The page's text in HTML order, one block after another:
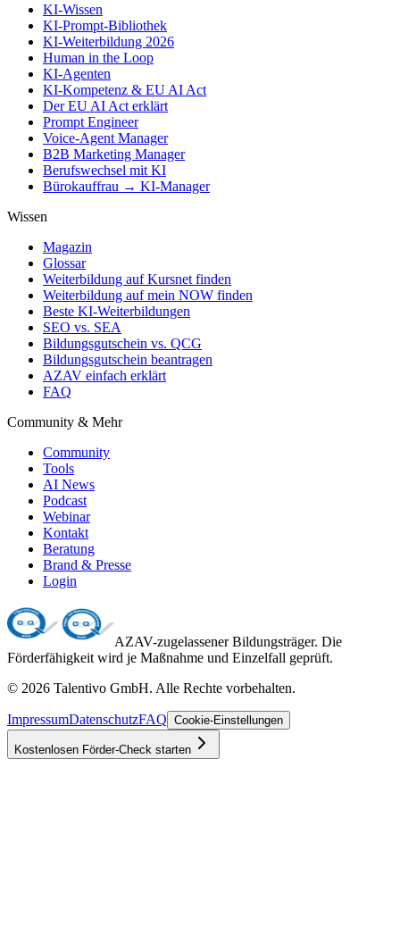
KI-Wissen
KI-Prompt-Bibliothek
KI-Weiterbildung 2026
Human in the Loop
KI-Agenten
KI-Kompetenz & EU AI Act
Der EU AI Act erklärt
Prompt Engineer
Voice-Agent Manager
B2B Marketing Manager
Berufswechsel mit KI
Bürokauffrau → KI-Manager
Wissen
Magazin
Glossar
Weiterbildung auf Kursnet finden
Weiterbildung auf mein NOW finden
Beste KI-Weiterbildungen
SEO vs. SEA
Bildungsgutschein vs. QCG
Bildungsgutschein beantragen
AZAV einfach erklärt
FAQ
Community & Mehr
Community
Tools
AI News
Podcast
Webinar
Kontakt
Beratung
Brand & Presse
Login
AZAV-zugelassener Bildungsträger. Die
Förderfähigkeit wird je Maßnahme und Einzelfall geprüft.
© 2026 Talentivo GmbH. Alle Rechte vorbehalten.
ImpressumDatenschutzFAQ Cookie-Einstellungen
Kostenlosen Förder-Check starten